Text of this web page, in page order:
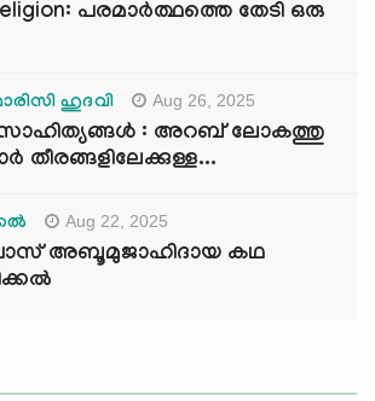
പരമാർത്ഥത്തെ തേടി ഒരു
ഹുദവി Aug 26, 2025
സാഹിത്യങ്ങൾ : അറബ് ലോകത്തു
തീരങ്ങളിലേക്കുള്ള...
Aug 22, 2025
അബൂമുജാഹിദായ കഥ